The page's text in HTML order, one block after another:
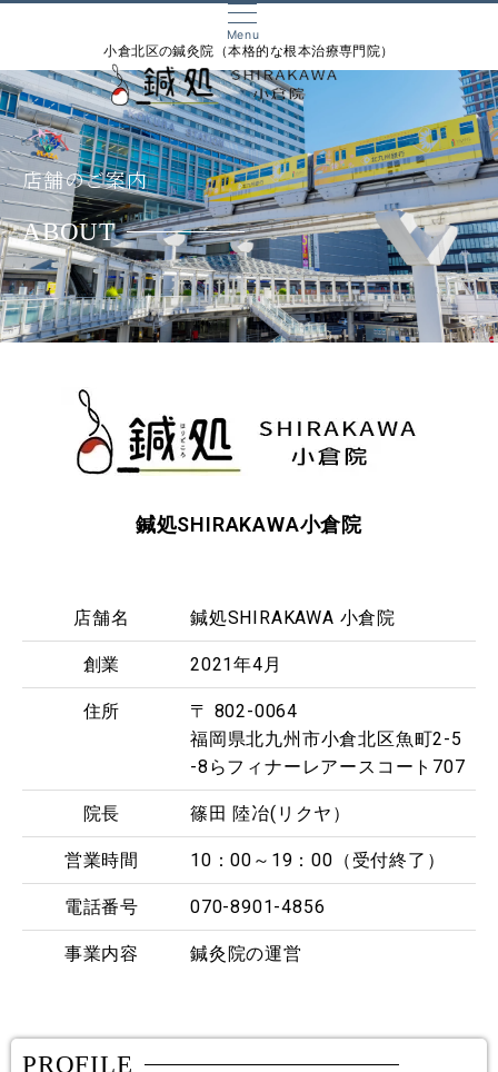
Menu
小倉北区の鍼灸院（本格的な根本治療専門院）
tel/mail
店舗のご案内
ABOUT
鍼処SHIRAKAWA小倉院
店舗名 鍼処SHIRAKAWA 小倉院
創業 2021年4月
住所
〒 802-0064
福岡県北九州市小倉北区魚町2-5
-8らフィナーレアースコート707
院長 篠田 陸冶(リクヤ）
営業時間 10：00～19：00（受付終了）
電話番号 070-8901-4856
事業内容 鍼灸院の運営
PROFILE